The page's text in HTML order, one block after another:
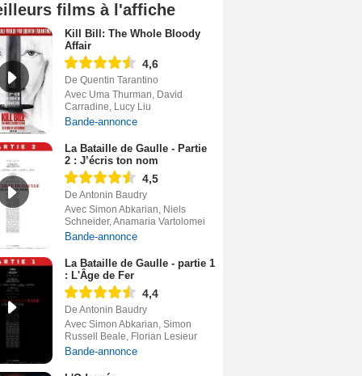
films à l'affiche
Kill Bill: The Whole Bloody
Affair
4,6
De Quentin Tarantino
Avec Uma Thurman, David
Carradine, Lucy Liu
Bande-annonce
La Bataille de Gaulle - Partie
2 : J’écris ton nom
4,5
De Antonin Baudry
Avec Simon Abkarian, Niels
Schneider, Anamaria Vartolomei
Bande-annonce
La Bataille de Gaulle - partie 1
: L'Âge de Fer
4,4
De Antonin Baudry
Avec Simon Abkarian, Simon
Russell Beale, Florian Lesieur
Bande-annonce